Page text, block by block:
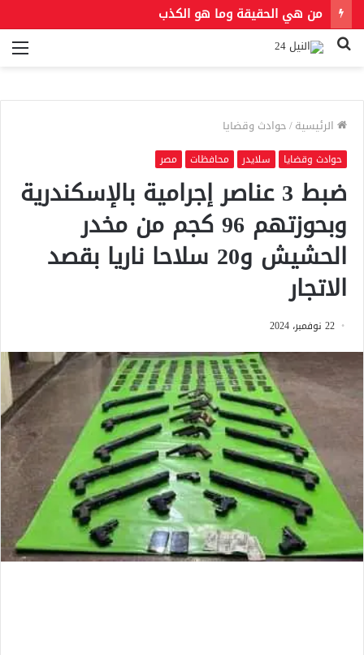
من هي الحقيقة وما هو الكذب
بحث
الرئيسية/حوادث وقضايا
حوادث وقضايا سلايدر محافظات مصر
ضبط 3 عناصر إجرامية بالإسكندرية
وبحوزتهم 96 كجم من مخدر
الحشيش و20 سلاحا ناريا بقصد
الاتجار
22 نوفمبر، 2024